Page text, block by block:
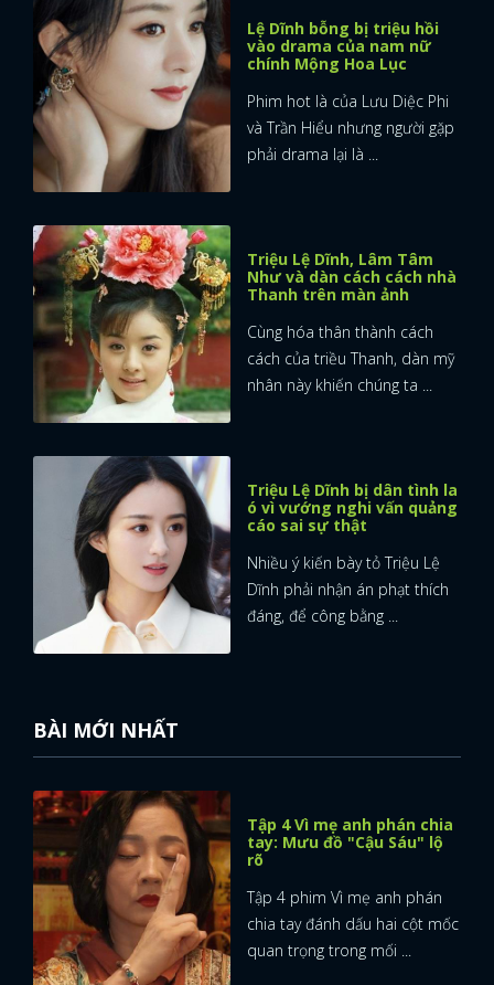
Lệ Dĩnh bỗng bị triệu hồi
vào drama của nam nữ
chính Mộng Hoa Lục
Phim hot là của Lưu Diệc Phi
và Trần Hiểu nhưng người gặp
phải drama lại là ...
Triệu Lệ Dĩnh, Lâm Tâm
Như và dàn cách cách nhà
Thanh trên màn ảnh
Cùng hóa thân thành cách
cách của triều Thanh, dàn mỹ
nhân này khiến chúng ta ...
Triệu Lệ Dĩnh bị dân tình la
ó vì vướng nghi vấn quảng
cáo sai sự thật
Nhiều ý kiến bày tỏ Triệu Lệ
Dĩnh phải nhận án phạt thích
đáng, để công bằng ...
BÀI MỚI NHẤT
Tập 4 Vì mẹ anh phán chia
tay: Mưu đồ "Cậu Sáu" lộ
rõ
Tập 4 phim Vì mẹ anh phán
chia tay đánh dấu hai cột mốc
quan trọng trong mối ...